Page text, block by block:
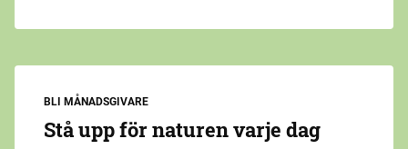
BLI MÅNADSGIVARE
Stå upp för naturen varje dag